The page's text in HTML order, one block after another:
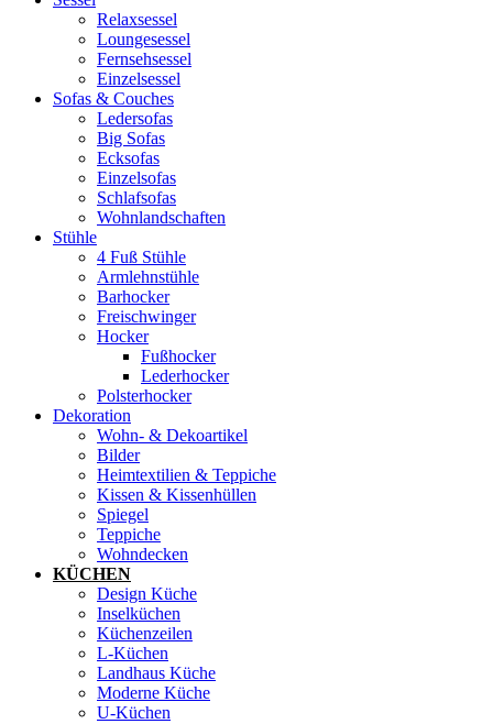
Relaxsessel
Loungesessel
Fernsehsessel
Einzelsessel
Sofas & Couches
Ledersofas
Big Sofas
Ecksofas
Einzelsofas
Schlafsofas
Wohnlandschaften
Stühle
4 Fuß Stühle
Armlehnstühle
Barhocker
Freischwinger
Hocker
Fußhocker
Lederhocker
Polsterhocker
Dekoration
Wohn- & Dekoartikel
Bilder
Heimtextilien & Teppiche
Kissen & Kissenhüllen
Spiegel
Teppiche
Wohndecken
KÜCHEN
Design Küche
Inselküchen
Küchenzeilen
L-Küchen
Landhaus Küche
Moderne Küche
U-Küchen